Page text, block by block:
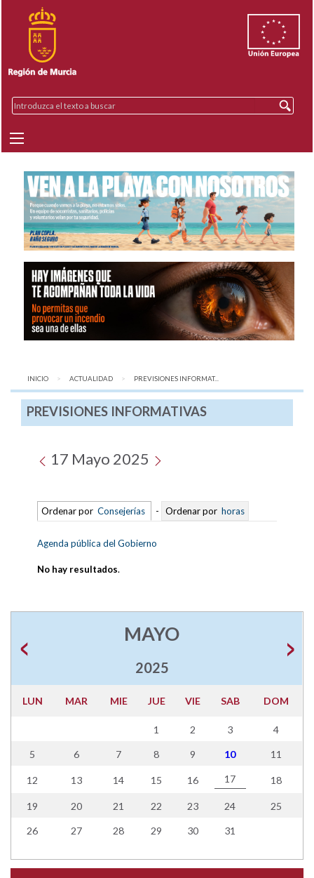
INICIO ACTUALIDAD AQUÍ:
PREVISIONES INFORMAT...
PREVISIONES INFORMATIVAS
17 Mayo 2025
Ordenar por Consejerías - Ordenar por horas
Agenda pública del Gobierno
No hay resultados.
MAYO
2025
LUN MAR MIE JUE VIE SAB DOM
1 2 3 4
5 6 7 8 9 10 11
12 13 14 15 16 17 18
19 20 21 22 23 24 25
26 27 28 29 30 31